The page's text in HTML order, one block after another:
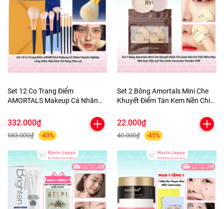
Set 12 Cọ Trang Điểm
AMORTALS Makeup Cá Nhân
Kèm Túi Đựng Tiện Lợi
332.000₫
583.000₫ -43%
Set 2 Bông Amortals Mini Che
Khuyết Điểm Tán Kem Nền Chi
The Little Concealer Powder
22.000₫
40.000₫ -45%